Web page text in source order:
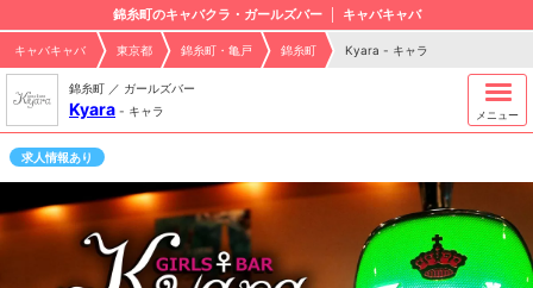
錦糸町のキャバクラ・ガールズバー キャバキャバ
キャバキャバ 東京都 錦糸町・亀戸 錦糸町 Kyara - キャラ
錦糸町 ／ ガールズバー
Kyara - キャラ メニュー
求人情報あり